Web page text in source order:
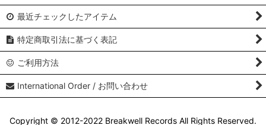
最近チェックしたアイテム
特定商取引法に基づく表記
ご利用方法
International Order / お問い合わせ
Copyright © 2012-2022 Breakwell Records All Rights Reserved.